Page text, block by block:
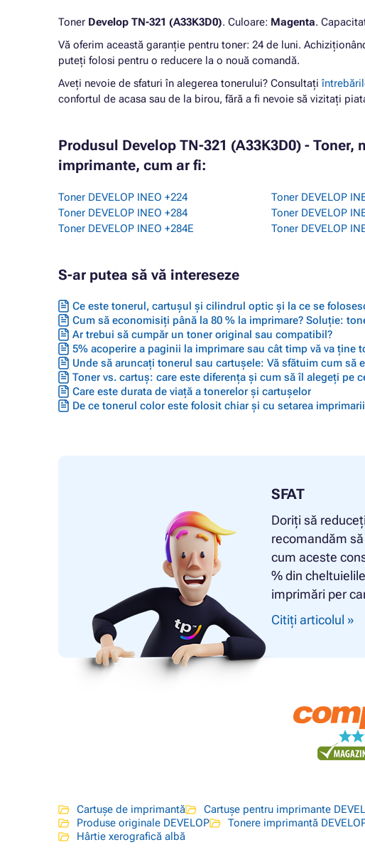
Toner Develop TN-321 (A33K3D0). Culoare: Magenta.
Vă oferim această garanție pentru toner: 24 de luni.
puteți folosi pentru o reducere la o nouă comandă.
Aveți nevoie de sfaturi în alegerea tonerului? Consultați
confortul de acasa sau de la birou, fără a fi nevoie să vizitați
Produsul Develop TN-321 (A33K3D0) -
imprimante, cum ar fi:
Toner DEVELOP INEO +224
Toner DEVELOP INEO +284
Toner DEVELOP INEO +284E
Toner DEVELOP
Toner DEVELOP
Toner DEVELOP
S-ar putea să vă intereseze
Ce este tonerul, cartușul și cilindrul optic și la ce se
Cum să economisiți până la 80 % la imprimare? Soluție:
Ar trebui să cumpăr un toner original sau compatibil?
5% acoperire a paginii la imprimare sau cât timp vă va ține
Unde să aruncați tonerul sau cartușele: Vă sfătuim cum
Toner vs. cartuș: care este diferența și cum să îl alegeți pe
Care este durata de viață a tonerelor și cartușelor
De ce tonerul color este folosit chiar și cu setarea
SFAT
Doriți să
recomandăm
cum aceste
% din
imprimări per
Citiți articolul »
Cartușe de imprimantă Cartușe pentru imprimante
Produse originale DEVELOP
Tonere imprimantă
Hârtie xerografică albă